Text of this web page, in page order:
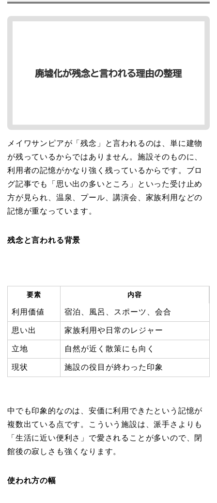
メイワサンピアが「残念」と言われるのは、単に建物
が残っているからではありません。施設そのものに、
利用者の記憶がかなり強く残っているからです。ブロ
グ記事でも「思い出の多いところ」といった受け止め
方が見られ、温泉、プール、講演会、家族利用などの
記憶が重なっています。
残念と言われる背景
要素 内容
利用価値 宿泊、風呂、スポーツ、会合
思い出 家族利用や日常のレジャー
立地 自然が近く散策にも向く
現状 施設の役目が終わった印象
中でも印象的なのは、安価に利用できたという記憶が
複数出ている点です。こういう施設は、派手さよりも
「生活に近い便利さ」で愛されることが多いので、閉
館後の寂しさも強くなります。
使われ方の幅